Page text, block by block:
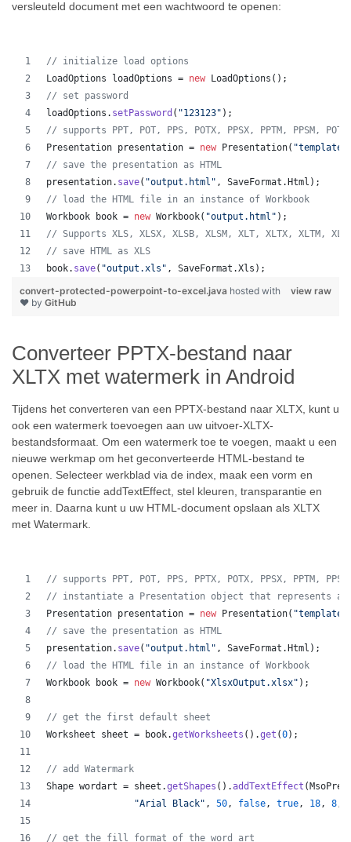
versleuteld document met een wachtwoord te openen:
// initialize load options
LoadOptions
loadOptions = new LoadOptions ();
// set password
loadOptions . setPassword ( "123123" );
// supports PPT, POT, PPS, POTX, PPSX, PPTM, PPSM,
Presentation presentation = new Presentation(
// save the presentation as HTML
presentation. save( "output.html" , SaveFormat . Html );
// load the HTML file in an instance of Workbook
Workbook
book = new Workbook( "output.html" );
// Supports XLS, XLSX, XLSB, XLSM, XLT, XLTX, XLTM,
// save HTML as XLS
book. save( "output.xls" , SaveFormat .Xls );
view raw
convert-protected-powerpoint-to-excel.java hosted with
❤ by GitHub
Converteer PPTX-bestand naar
XLTX met watermerk in Android
Tijdens het converteren van een PPTX-bestand naar XLTX, kunt u
ook een watermerk toevoegen aan uw uitvoer-XLTX-
bestandsformaat. Om een watermerk toe te voegen, maakt u een
nieuwe werkmap om het geconverteerde HTML-bestand te
openen. Selecteer werkblad via de index, maak een vorm en
gebruik de functie addTextEffect, stel kleuren, transparantie en
meer in. Daarna kunt u uw HTML-document opslaan als XLTX
met Watermark.
// supports PPT, POT, PPS, PPTX, POTX, PPSX, PPTM,
// instantiate a Presentation object that represents a
Presentation presentation = new Presentation(
// save the presentation as HTML
presentation. save( "output.html" , SaveFormat . Html );
// load the HTML file in an instance of Workbook
Workbook
book = new Workbook( "XlsxOutput.xlsx" );
// get the first default sheet
Worksheet
sheet = book.getWorksheets ().get (0);
// add Watermark
Shape wordart = sheet .getShapes ().addTextEffect (
"Arial Black" , 50, false, true, 18, 8,
// get the fill format of the word art